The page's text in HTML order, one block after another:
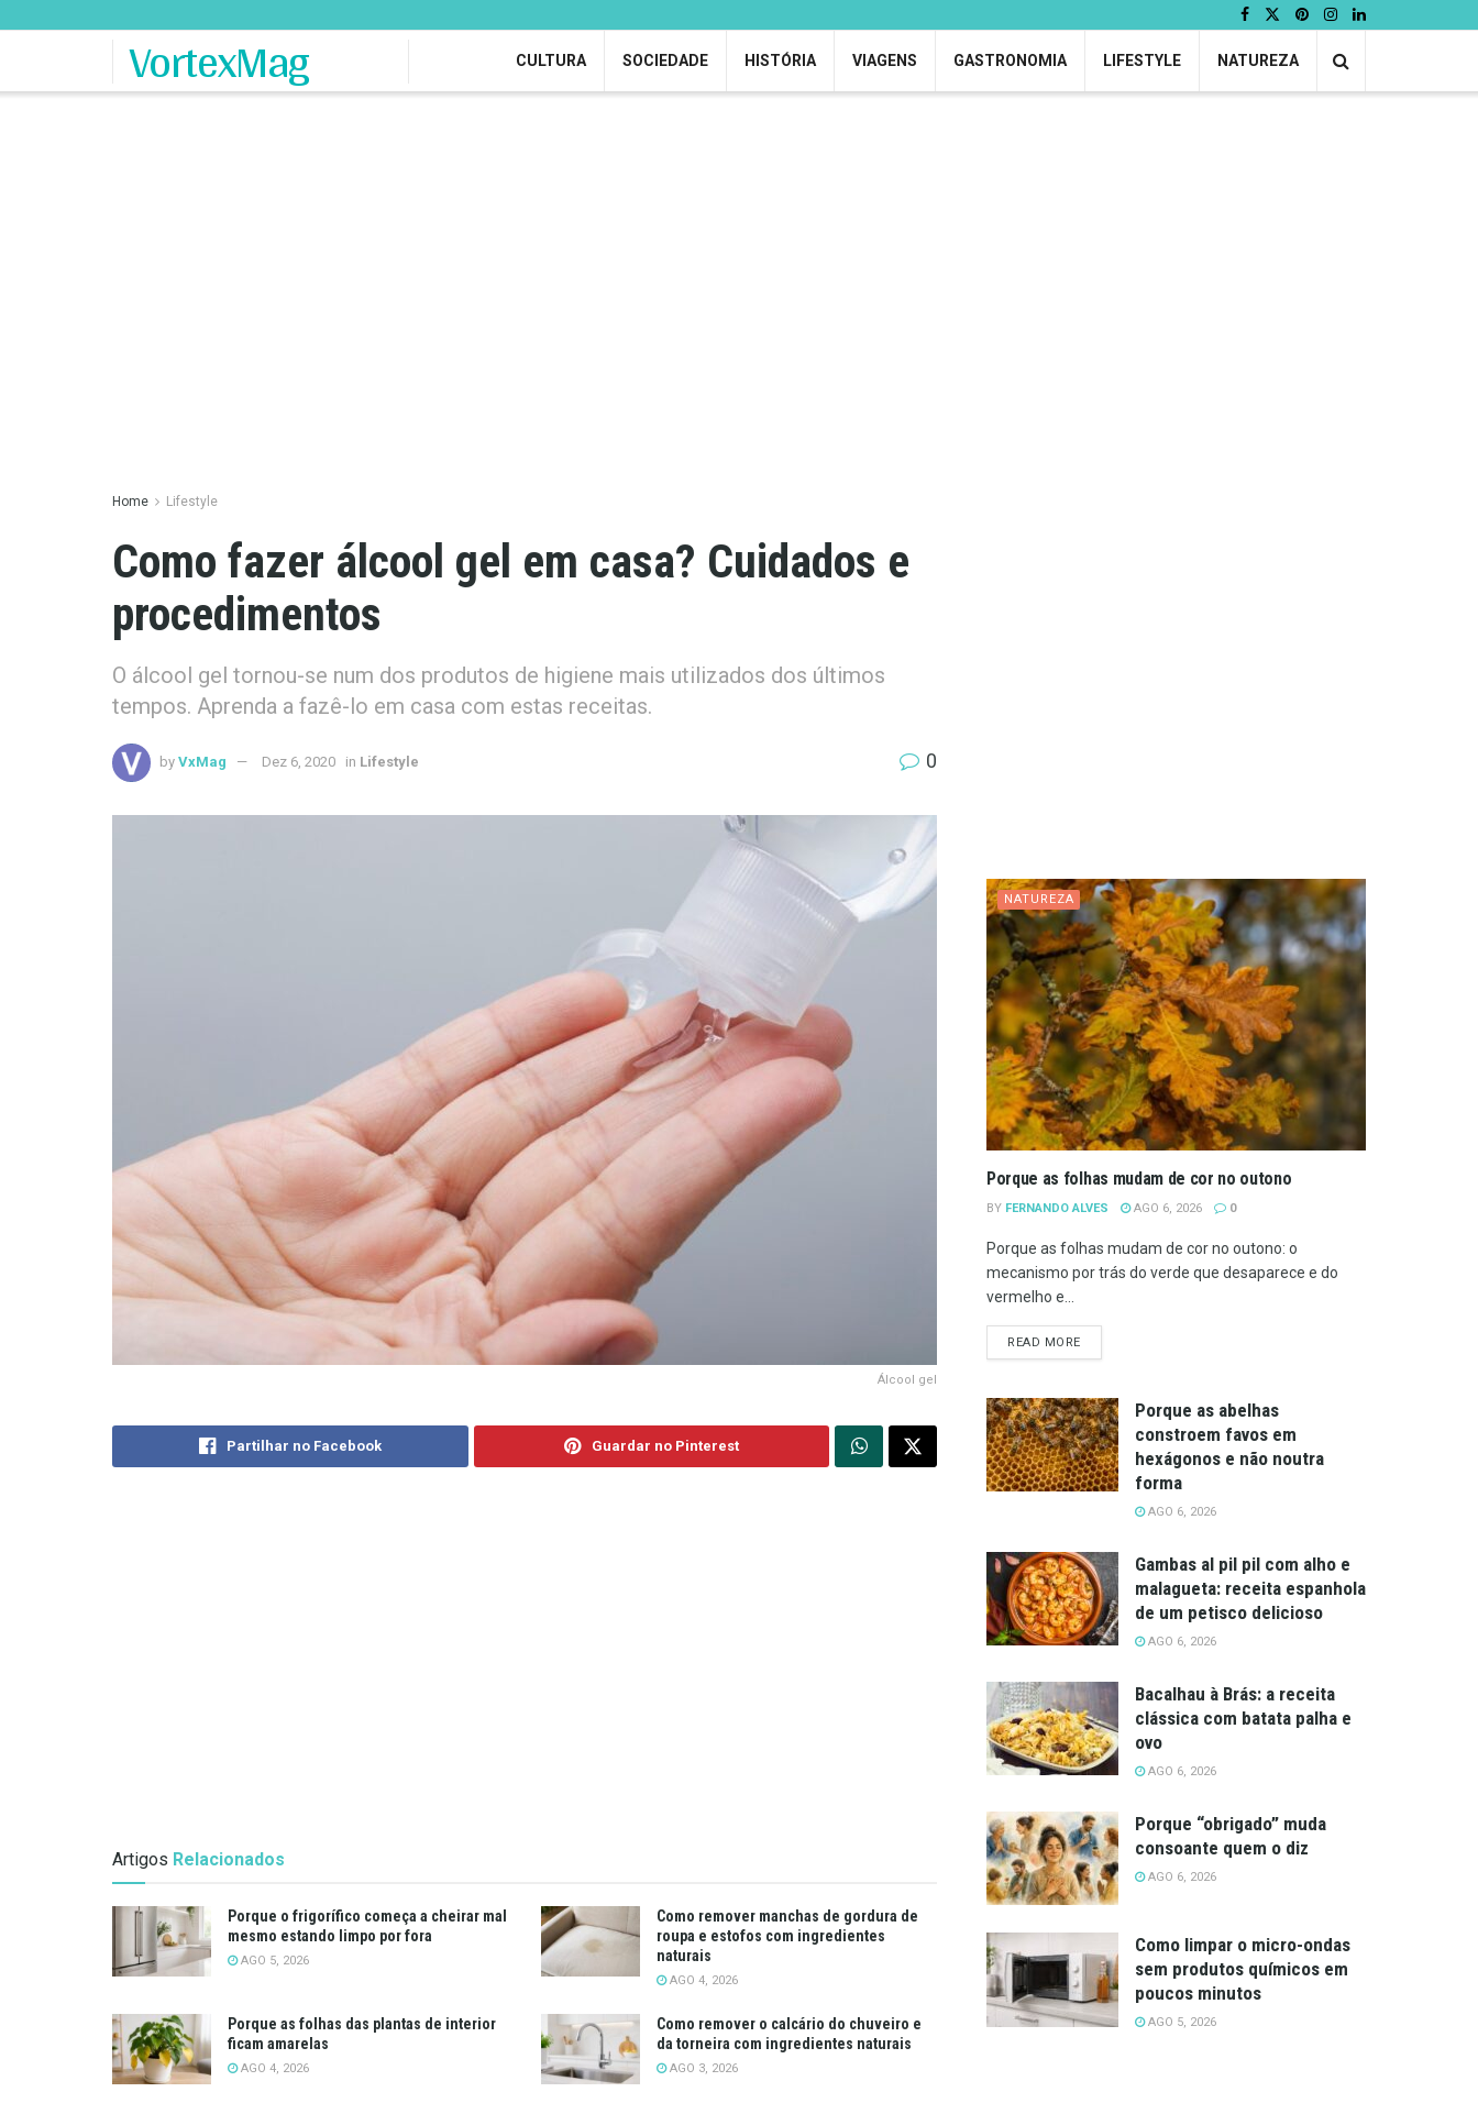
VortexMag CULTURA SOCIEDADE HISTÓRIA VIAGENS GASTRONOMIA LIFESTYLE NATUREZA
Home Lifestyle
Como fazer álcool gel em casa? Cuidados e
procedimentos
O álcool gel tornou-se num dos produtos de higiene mais utilizados dos últimos
tempos. Aprenda a fazê-lo em casa com estas receitas.
by VxMag Dez 6, 2020 in Lifestyle 0
Álcool gel
Partilhar no Facebook Guardar no Pinterest
Artigos Relacionados
Porque o frigorífico começa a cheirar mal
mesmo estando limpo por fora
AGO 5, 2026
Como remover manchas de gordura de
roupa e estofos com ingredientes
naturais
AGO 4, 2026
Porque as folhas das plantas de interior
ficam amarelas
AGO 4, 2026
Como remover o calcário do chuveiro e
da torneira com ingredientes naturais
AGO 3, 2026
NATUREZA
Porque as folhas mudam de cor no outono
BY FERNANDO ALVES AGO 6, 2026 0
Porque as folhas mudam de cor no outono: o
mecanismo por trás do verde que desaparece e do
vermelho e...
READ MOREDETAILS
Porque as abelhas
constroem favos em
hexágonos e não noutra
forma
AGO 6, 2026
Gambas al pil pil com alho e
malagueta: receita espanhola
de um petisco delicioso
AGO 6, 2026
Bacalhau à Brás: a receita
clássica com batata palha e
ovo
AGO 6, 2026
Porque “obrigado” muda
consoante quem o diz
AGO 6, 2026
Como limpar o micro-ondas
sem produtos químicos em
poucos minutos
AGO 5, 2026